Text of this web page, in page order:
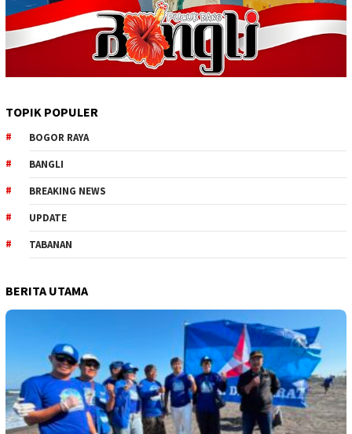
TOPIK POPULER
BOGOR RAYA
BANGLI
BREAKING NEWS
UPDATE
TABANAN
BERITA UTAMA